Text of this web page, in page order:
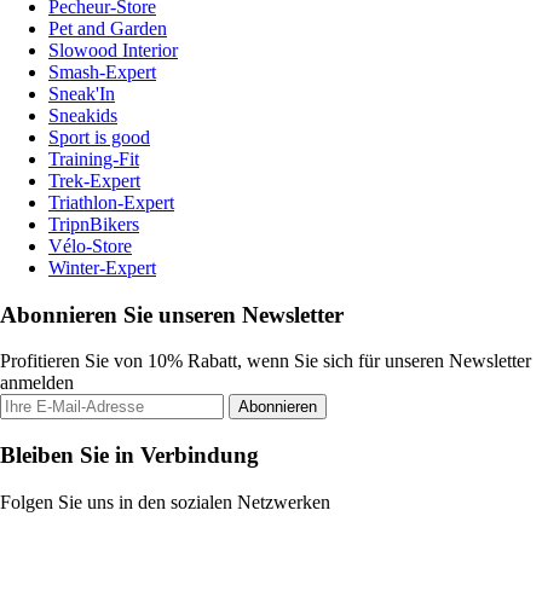
Pecheur-Store
Pet and Garden
Slowood Interior
Smash-Expert
Sneak'In
Sneakids
Sport is good
Training-Fit
Trek-Expert
Triathlon-Expert
TripnBikers
Vélo-Store
Winter-Expert
Abonnieren Sie unseren Newsletter
Profitieren Sie von 10% Rabatt, wenn Sie sich für unseren Newsletter
anmelden
Abonnieren
Bleiben Sie in Verbindung
Folgen Sie uns in den sozialen Netzwerken